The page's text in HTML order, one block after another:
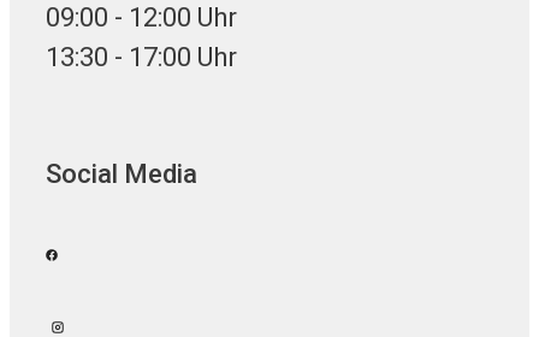
09:00 - 12:00 Uhr
13:30 - 17:00 Uhr
Social Media